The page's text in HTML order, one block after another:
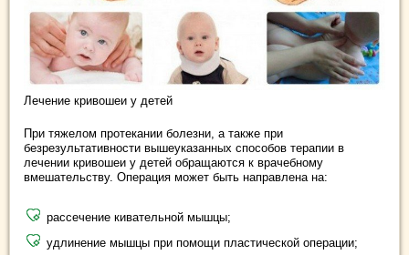
Лечение кривошеи у детей
При тяжелом протекании болезни, а также при
безрезультативности вышеуказанных способов терапии в
лечении кривошеи у детей обращаются к врачебному
вмешательству. Операция может быть направлена на:
рассечение кивательной мышцы;
удлинение мышцы при помощи пластической операции;